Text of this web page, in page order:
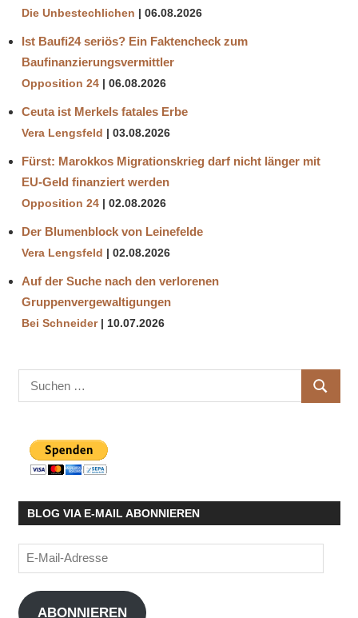
Die Unbestechlichen 06.08.2026
Ist Baufi24 seriös? Ein Faktencheck zum
Baufinanzierungsvermittler
Opposition 24 06.08.2026
Ceuta ist Merkels fatales Erbe
Vera Lengsfeld 03.08.2026
Fürst: Marokkos Migrationskrieg darf nicht länger mit
EU-Geld finanziert werden
Opposition 24 02.08.2026
Der Blumenblock von Leinefelde
Vera Lengsfeld 02.08.2026
Auf der Suche nach den verlorenen
Gruppenvergewaltigungen
Bei Schneider 10.07.2026
Suchen
nach:
SUCHEN
BLOG VIA E-MAIL ABONNIEREN
E-
Mail-
Adresse
ABONNIEREN